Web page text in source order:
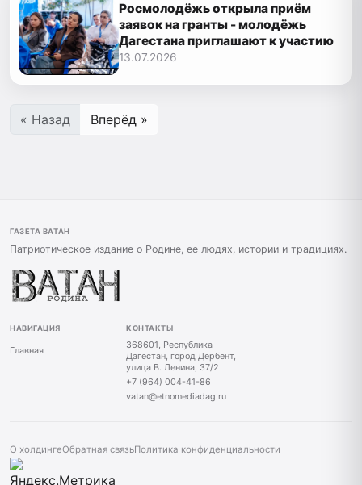
Росмолодёжь открыла приём
заявок на гранты - молодёжь
Дагестана приглашают к участию
13.07.2026
« Назад Вперёд »
ГАЗЕТА ВАТАН
Патриотическое издание о Родине, ее людях, истории и традициях.
НАВИГАЦИЯ
Главная
КОНТАКТЫ
368601, Республика
Дагестан, город Дербент,
улица В. Ленина, 37/2
+7 (964) 004-41-86
vatan@etnomediadag.ru
О холдингеОбратная связьПолитика конфиденциальности